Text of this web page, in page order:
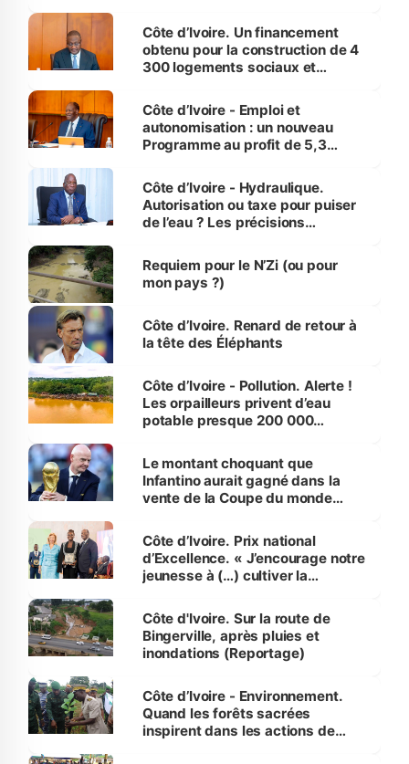
Côte d’Ivoire. Un financement
obtenu pour la construction de 4
300 logements sociaux et
et Yamoussoukro
Côte d’Ivoire - Emploi et
autonomisation : un nouveau
Programme au profit de 5,3
Côte d’Ivoire - Hydraulique.
Autorisation ou taxe pour puiser
de l’eau ? Les précisions
Requiem pour le N’Zi (ou pour
mon pays ?)
Côte d’Ivoire. Renard de retour à
la tête des Éléphants
Côte d’Ivoire - Pollution. Alerte !
Les orpailleurs privent d’eau
potable presque 200 000
Le montant choquant que
Infantino aurait gagné dans la
vente de la Coupe du monde
Côte d’Ivoire. Prix national
d’Excellence. « J’encourage notre
jeunesse à (…) cultiver la
(Alassane Ouattara
Côte d'Ivoire. Sur la route de
Bingerville, après pluies et
inondations (Reportage)
Côte d’Ivoire - Environnement.
Quand les forêts sacrées
inspirent dans les actions de